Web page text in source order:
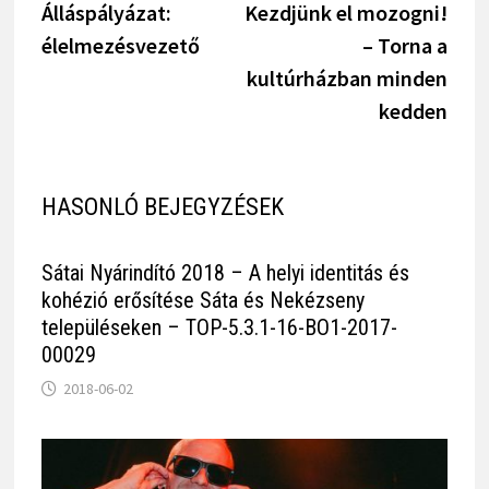
navigáció
Álláspályázat:
élelmezésvezető
Kezdjünk el mozogni!
– Torna a
kultúrházban minden
kedden
HASONLÓ BEJEGYZÉSEK
Sátai Nyárindító 2018 – A helyi identitás és
kohézió erősítése Sáta és Nekézseny
településeken – TOP-5.3.1-16-BO1-2017-
00029
2018-06-02